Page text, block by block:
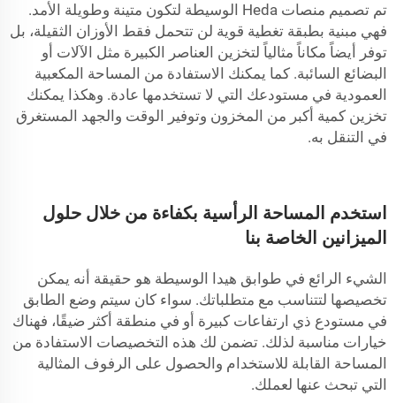
تم تصميم منصات Heda الوسيطة لتكون متينة وطويلة الأمد.
فهي مبنية بطبقة تغطية قوية لن تتحمل فقط الأوزان الثقيلة، بل
توفر أيضاً مكاناً مثالياً لتخزين العناصر الكبيرة مثل الآلات أو
البضائع السائبة. كما يمكنك الاستفادة من المساحة المكعبية
العمودية في مستودعك التي لا تستخدمها عادة. وهكذا يمكنك
تخزين كمية أكبر من المخزون وتوفير الوقت والجهد المستغرق
في التنقل به.
استخدم المساحة الرأسية بكفاءة من خلال حلول
الميزانين الخاصة بنا
الشيء الرائع في طوابق هيدا الوسيطة هو حقيقة أنه يمكن
تخصيصها لتتناسب مع متطلباتك. سواء كان سيتم وضع الطابق
في مستودع ذي ارتفاعات كبيرة أو في منطقة أكثر ضيقًا، فهناك
خيارات مناسبة لذلك. تضمن لك هذه التخصيصات الاستفادة من
المساحة القابلة للاستخدام والحصول على الرفوف المثالية
التي تبحث عنها لعملك.